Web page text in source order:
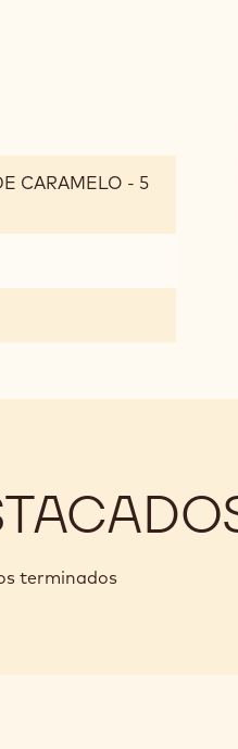
CARAMELO - 5
terminados